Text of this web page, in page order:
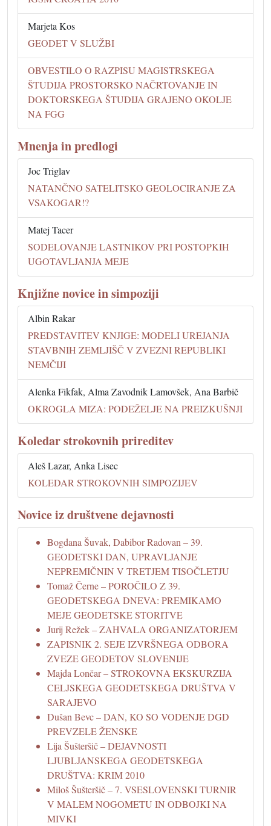
Marjeta Kos
GEODET V SLUŽBI
OBVESTILO O RAZPISU MAGISTRSKEGA
ŠTUDIJA PROSTORSKO NAČRTOVANJE IN
DOKTORSKEGA ŠTUDIJA GRAJENO OKOLJE
NA FGG
Mnenja in predlogi
Joc Triglav
NATANČNO SATELITSKO GEOLOCIRANJE ZA
VSAKOGAR!?
Matej Tacer
SODELOVANJE LASTNIKOV PRI POSTOPKIH
UGOTAVLJANJA MEJE
Knjižne novice in simpoziji
Albin Rakar
PREDSTAVITEV KNJIGE: MODELI UREJANJA
STAVBNIH ZEMLJIŠČ V ZVEZNI REPUBLIKI
NEMČIJI
Alenka Fikfak, Alma Zavodnik Lamovšek, Ana Barbič
OKROGLA MIZA: PODEŽELJE NA PREIZKUŠNJI
Koledar strokovnih prireditev
Aleš Lazar, Anka Lisec
KOLEDAR STROKOVNIH SIMPOZIJEV
Novice iz društvene dejavnosti
Bogdana Šuvak, Dabibor Radovan – 39.
GEODETSKI DAN, UPRAVLJANJE
NEPREMIČNIN V TRETJEM TISOČLETJU
Tomaž Černe – POROČILO Z 39.
GEODETSKEGA DNEVA: PREMIKAMO
MEJE GEODETSKE STORITVE
Jurij Režek – ZAHVALA ORGANIZATORJEM
ZAPISNIK 2. SEJE IZVRŠNEGA ODBORA
ZVEZE GEODETOV SLOVENIJE
Majda Lončar – STROKOVNA EKSKURZIJA
CELJSKEGA GEODETSKEGA DRUŠTVA V
SARAJEVO
Dušan Bevc – DAN, KO SO VODENJE DGD
PREVZELE ŽENSKE
Lija Šušteršič – DEJAVNOSTI
LJUBLJANSKEGA GEODETSKEGA
DRUŠTVA: KRIM 2010
Miloš Šušteršič – 7. VSESLOVENSKI TURNIR
V MALEM NOGOMETU IN ODBOJKI NA
MIVKI